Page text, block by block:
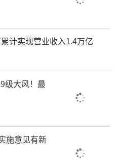
计实现营业收入1.4万亿
级大风！最
施意见有新